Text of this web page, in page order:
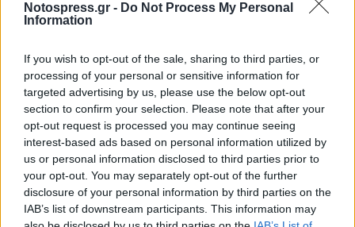
Notospress.gr - Do Not Process My Personal
Information
If you wish to opt-out of the sale, sharing to third parties, or
processing of your personal or sensitive information for
targeted advertising by us, please use the below opt-out
section to confirm your selection. Please note that after your
opt-out request is processed you may continue seeing
interest-based ads based on personal information utilized by
us or personal information disclosed to third parties prior to
your opt-out. You may separately opt-out of the further
disclosure of your personal information by third parties on the
IAB’s list of downstream participants. This information may